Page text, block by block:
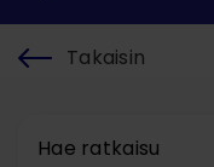
Hae ratkaisu
Takaisin